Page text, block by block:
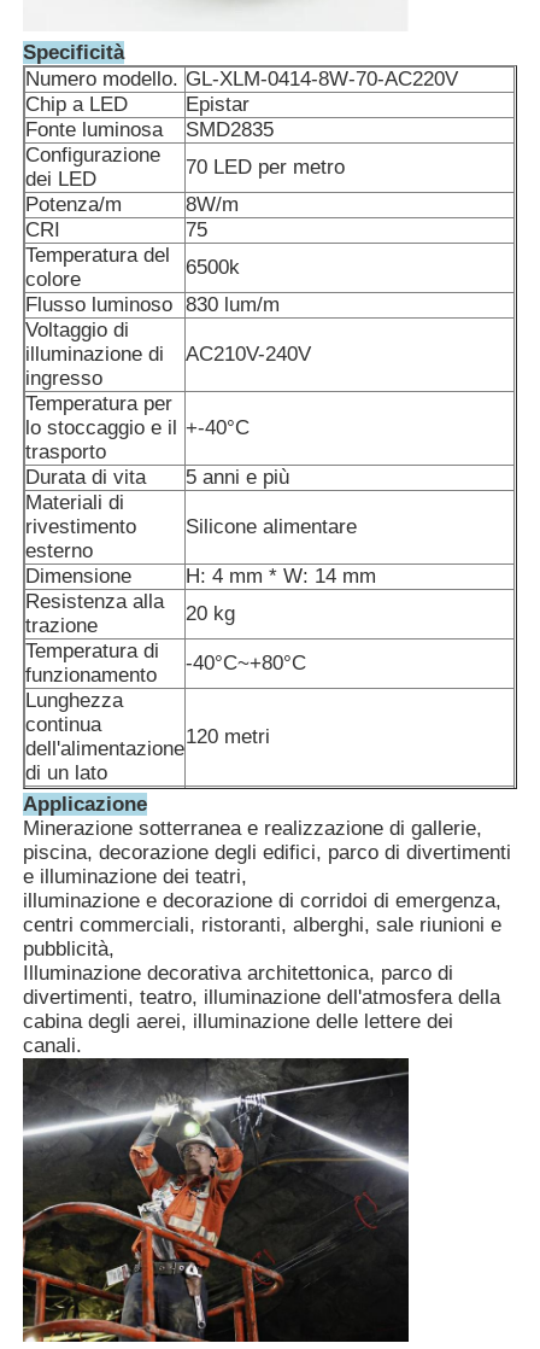
Porta caricabatterie
Cinture minerarie sotterranee
Prodotti di vendita caldi
luce di avvertimento principale
Alimentazione elettrica portatile di immagazzinamento
LED High Bay Light
Specificità
Numero modello. GL-XLM-0414-8W-70-AC220V
Chip a LED
Epistar
Fonte luminosa
SMD2835
Configurazione
dei LED
70 LED per metro
Potenza/m
8W/m
CRI
75
Temperatura del
colore
6500k
Flusso luminoso 830 lum/m
Voltaggio di
illuminazione di
ingresso
AC210V-240V
Temperatura per
lo stoccaggio e il
trasporto
+-40°C
Durata di vita
5 anni e più
Materiali di
rivestimento
esterno
Silicone alimentare
Dimensione
H: 4 mm * W: 14 mm
Resistenza alla
trazione
20 kg
Temperatura di
funzionamento
-40°C~+80°C
Lunghezza
continua
dell'alimentazione
di un lato
120 metri
Protezione
protezione da sovra-corrente,
sovra-temperatura, regolazione
della tensione
Applicazione
Minerazione sotterranea e realizzazione di gallerie,
piscina, decorazione degli edifici, parco di divertimenti
e illuminazione dei teatri,
illuminazione e decorazione di corridoi di emergenza,
centri commerciali, ristoranti, alberghi, sale riunioni e
pubblicità,
Illuminazione decorativa architettonica, parco di
divertimenti, teatro, illuminazione dell'atmosfera della
cabina degli aerei, illuminazione delle lettere dei
canali.